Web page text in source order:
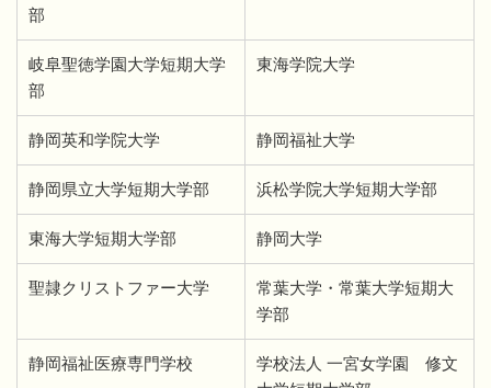
部
岐阜聖徳学園大学短期大学
部
東海学院大学
静岡英和学院大学 静岡福祉大学
静岡県立大学短期大学部 浜松学院大学短期大学部
東海大学短期大学部 静岡大学
聖隷クリストファー大学
常葉大学・常葉大学短期大
学部
静岡福祉医療専門学校
学校法人 一宮女学園 修文